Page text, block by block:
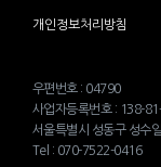
개인정보처리방침
우편번호 : 04790
사업자등록번호 : 138-
서울특별시 성동구 성수
Tel : 070-7522-0416